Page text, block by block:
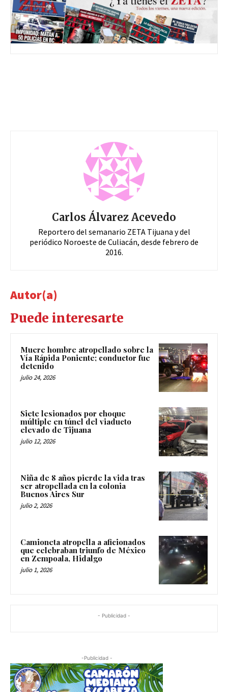
Carlos Álvarez Acevedo
Reportero del semanario ZETA Tijuana y del
periódico Noroeste de Culiacán, desde febrero de
2016.
Autor(a)
Puede interesarte
Muere hombre atropellado sobre la
Vía Rápida Poniente; conductor fue
detenido
julio 24, 2026
Siete lesionados por choque
múltiple en túnel del viaducto
elevado de Tijuana
julio 12, 2026
Niña de 8 años pierde la vida tras
ser atropellada en la colonia
Buenos Aires Sur
julio 2, 2026
Camioneta atropella a aficionados
que celebraban triunfo de México
en Zempoala, Hidalgo
julio 1, 2026
- Publicidad -
-Publicidad -